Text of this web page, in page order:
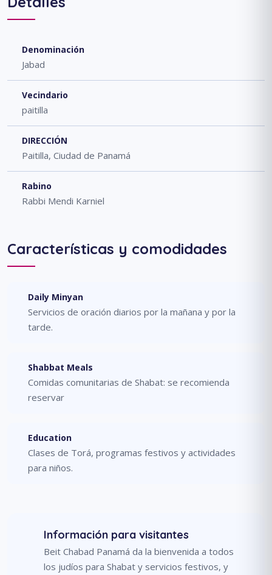
Denominación
Jabad
Vecindario
paitilla
DIRECCIÓN
Paitilla, Ciudad de Panamá
Rabino
Rabbi Mendi Karniel
Características y comodidades
Daily Minyan
Servicios de oración diarios por la mañana y por la
tarde.
Shabbat Meals
Comidas comunitarias de Shabat: se recomienda
reservar
Education
Clases de Torá, programas festivos y actividades
para niños.
Información para visitantes
Beit Chabad Panamá da la bienvenida a todos
los judíos para Shabat y servicios festivos, y